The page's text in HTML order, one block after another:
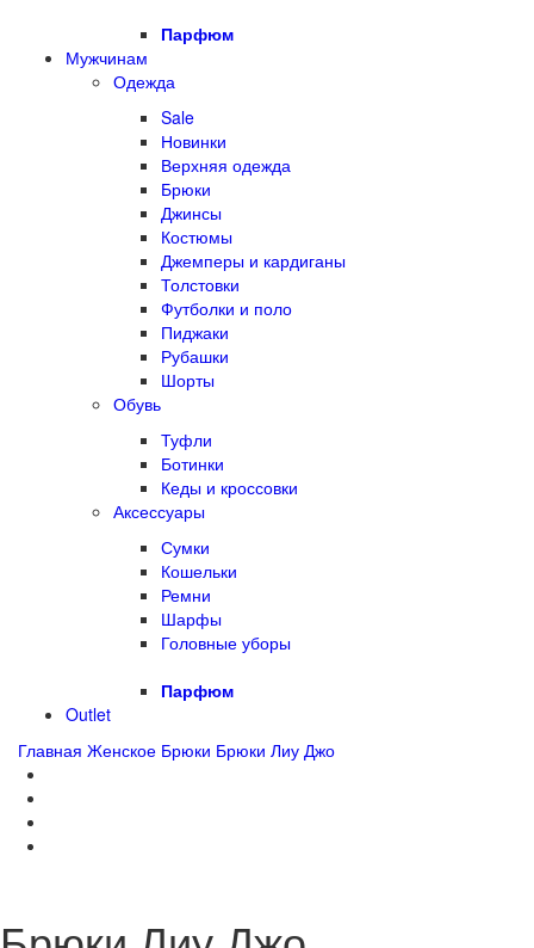
Парфюм
Мужчинам
Одежда
Sale
Новинки
Верхняя одежда
Брюки
Джинсы
Костюмы
Джемперы и кардиганы
Толстовки
Футболки и поло
Пиджаки
Рубашки
Шорты
Обувь
Туфли
Ботинки
Кеды и кроссовки
Аксессуары
Сумки
Кошельки
Ремни
Шарфы
Головные уборы
Парфюм
Outlet
Главная Женское Брюки Брюки Лиу Джо